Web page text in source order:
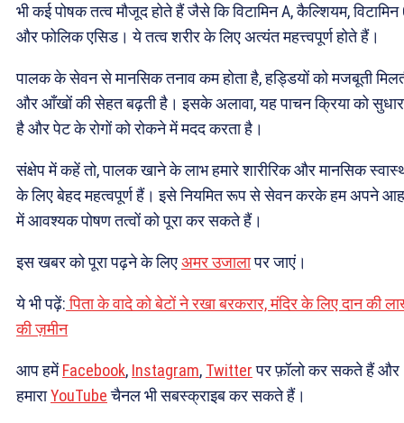
भी कई पोषक तत्व मौजूद होते हैं जैसे कि विटामिन A, कैल्शियम, विटामिन
और फोलिक एसिड। ये तत्व शरीर के लिए अत्यंत महत्त्वपूर्ण होते हैं।
पालक के सेवन से मानसिक तनाव कम होता है, हड्डियों को मजबूती
और आँखों की सेहत बढ़ती है। इसके अलावा, यह पाचन क्रिया को
है और पेट के रोगों को रोकने में मदद करता है।
संक्षेप में कहें तो, पालक खाने के लाभ हमारे शारीरिक और मानसिक
के लिए बेहद महत्वपूर्ण हैं। इसे नियमित रूप से सेवन करके हम अपने
में आवश्यक पोषण तत्वों को पूरा कर सकते हैं।
इस खबर को पूरा पढ़ने के लिएअमर उजालापर जाएं।
ये भी पढ़ें:पिता के वादे को बेटों ने रखा बरकरार, मंदिर के लिए दान की
की ज़मीन
आप हमेंFacebook, Instagram, Twitterपर फ़ॉलो कर सकते हैं और
हमाराYouTubeचैनल भी सबस्क्राइब कर सकते हैं।